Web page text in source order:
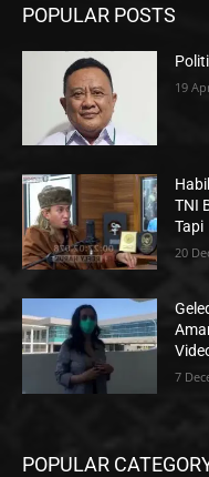
POPULAR POSTS
19
TNI
Tapi
20
7
POPULAR